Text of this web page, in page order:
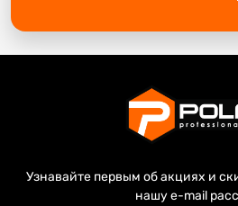
Узнавайте первым об акциях и
нашу e-mail